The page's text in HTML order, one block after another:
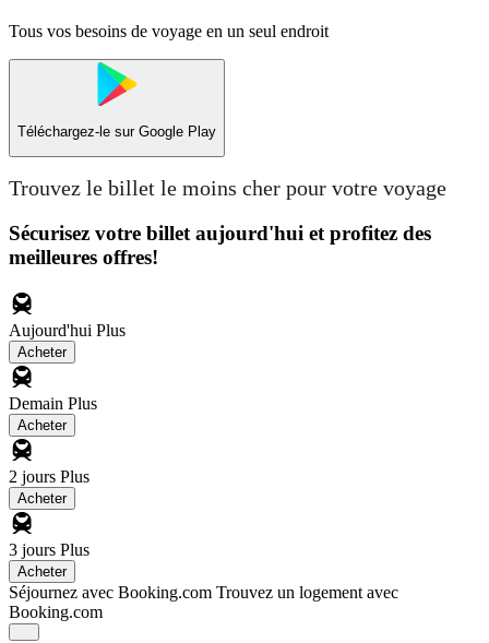
Tous vos besoins de voyage en un seul endroit
Téléchargez-le sur Google Play
Trouvez le billet le moins cher pour votre voyage
Sécurisez votre billet aujourd'hui et profitez des
meilleures offres!
Aujourd'hui Plus
Acheter
Demain Plus
Acheter
2 jours Plus
Acheter
3 jours Plus
Acheter
Séjournez avec Booking.com Trouvez un logement avec
Booking.com